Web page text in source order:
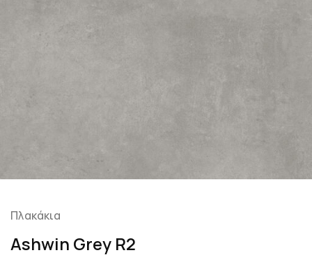
Πλακάκια
Ashwin Grey R2